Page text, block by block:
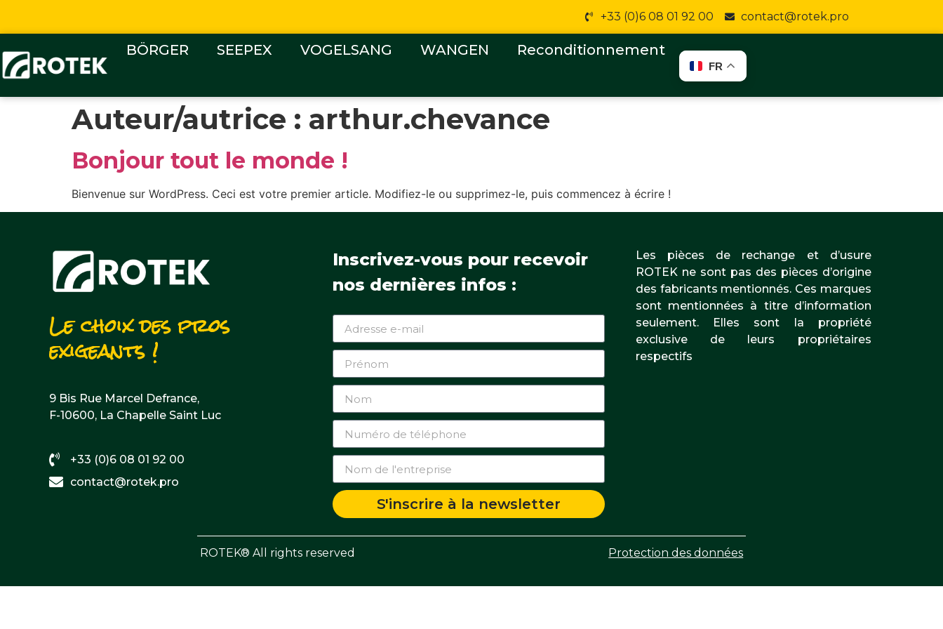
+33 (0)6 08 01 92 00 contact@rotek.pro
BÖRGER SEEPEX VOGELSANG WANGEN Reconditionnement
FR
Auteur/autrice : arthur.chevance
Bonjour tout le monde !
Bienvenue sur WordPress. Ceci est votre premier article. Modifiez-le ou supprimez-le, puis commencez à écrire !
Le choix des pros
exigeants !
9 Bis Rue Marcel Defrance,
F-10600, La Chapelle Saint Luc
+33 (0)6 08 01 92 00
contact@rotek.pro
Inscrivez-vous pour recevoir
nos dernières infos :
S'inscrire à la newsletter
Les pièces de rechange et d’usure
ROTEK ne sont pas des pièces d’origine
des fabricants mentionnés. Ces marques
sont mentionnées à titre d’information
seulement. Elles sont la propriété
exclusive de leurs propriétaires
respectifs
ROTEK® All rights reserved Protection des données